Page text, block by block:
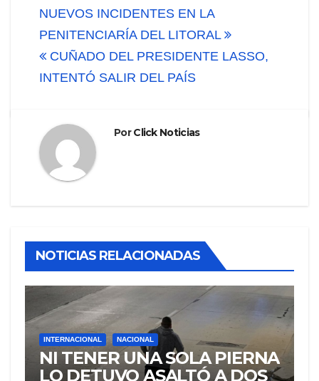
Navegación
de
entradas
NUEVOS INCIDENTES EN LA
PENITENCIARÍA DEL LITORAL
CUÑADO DEL PRESIDENTE LASSO,
INTENTÓ SALIR DEL PAÍS
PorClick Noticias
NOTICIAS RELACIONADAS
INTERNACIONAL NACIONAL
NI TENER UNA SOLA PIERNA
LO DETUVO ASALTÓ A DOS